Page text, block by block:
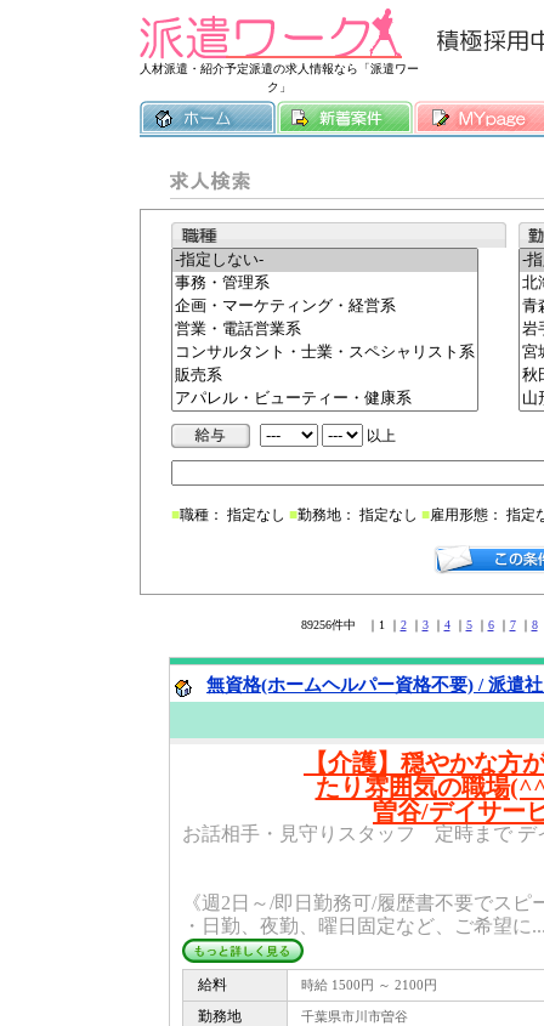
人材派遣・紹介予定派遣の求人情報なら「派遣ワー
ク」
常時3500件以
以上
■職種： 指定なし ■勤務地： 指定なし ■雇用形態： 指定
89256件中 ｜1 ｜ 2｜ 3｜ 4｜ 5｜ 6｜ 7｜ 8
無資格(ホームヘルパー資格不要) / 派遣
【介護】穏やかな方
たり雰囲気の職場
曽谷/デイサー
お話相手・見守りスタッフ 定時まで デ
《週2日～/即日勤務可/履歴書不要でス
・日勤、夜勤、曜日固定など、ご希望に
給料 時給 1500円 ～ 2100円
勤務地 千葉県市川市曽谷